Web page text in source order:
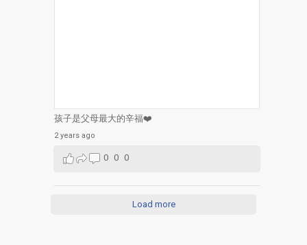
孩子是父母最大的辛福❤️
2 years ago
0 0 0
Load more